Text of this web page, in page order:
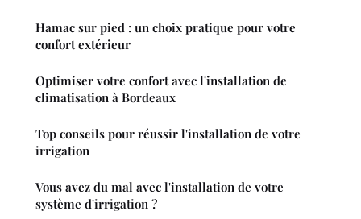
Hamac sur pied : un choix pratique pour votre
confort extérieur
Optimiser votre confort avec l'installation de
climatisation à Bordeaux
Top conseils pour réussir l'installation de votre
irrigation
Vous avez du mal avec l'installation de votre
système d'irrigation ?